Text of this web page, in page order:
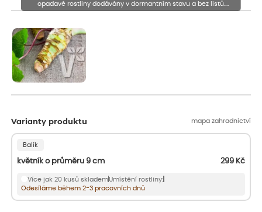
Varianty produktu mapa zahradnictví
Balík
květník o průměru 9 cm 299 Kč
Více jak 20 kusů sklademUmístění rostliny:
Odesíláme během 2-3 pracovních dnů
opadavé rostliny dodávány v dormantním stavu a bez listů.
Rostliny mohou být také sestřiženy níže, než je uvedená výška,